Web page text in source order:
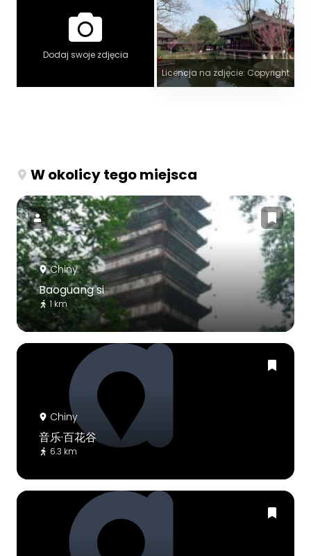
Dodaj swoje zdjęcia
Licencja na zdjęcie: Copyright
W okolicy tego miejsca
Chiny
Baoguang si
1 km
Chiny
音乐·百花谷
6.3 km